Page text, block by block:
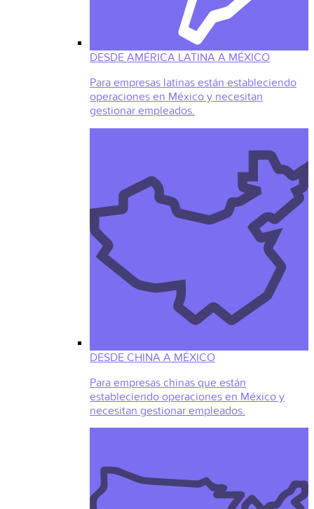
DESDE AMÉRICA LATINA A MÉXICO
Para empresas latinas están estableciendo
operaciones en México y necesitan
gestionar empleados.
DESDE CHINA A MÉXICO
Para empresas chinas que están
estableciendo operaciones en México y
necesitan gestionar empleados.